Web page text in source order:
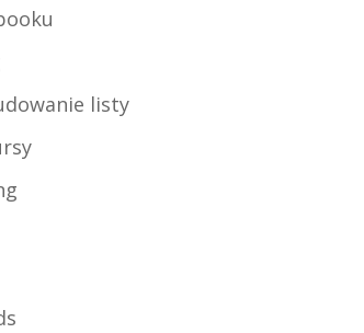
listy